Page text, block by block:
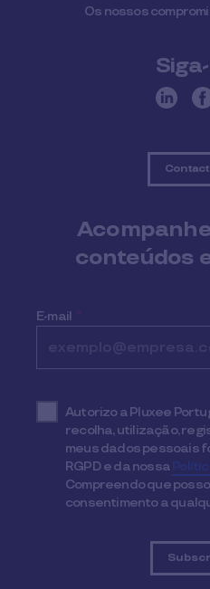
Os nossos
conteúdos
E-mail *
Autorizo a Pluxee
recolha, utilização,
meus dados pessoais
RGPD e da nossa
Compreendo que
consentimento a